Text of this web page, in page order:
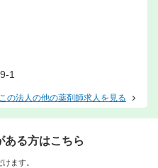
1
この法人の他の薬剤師求人を見る
ある方はこちら
ます。